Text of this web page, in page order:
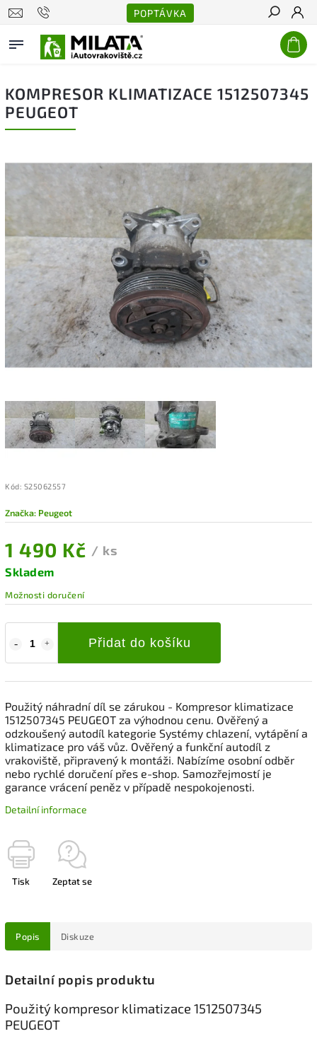
POPTÁVKA
Hledat
KOMPRESOR KLIMATIZACE 1512507345
PEUGEOT
Kód: S25062557
Značka: Peugeot
1 490 Kč / ks
Skladem
Možnosti doručení
Přidat do košíku
Použitý náhradní díl se zárukou - Kompresor klimatizace
1512507345 PEUGEOT za výhodnou cenu. Ověřený a
odzkoušený autodíl kategorie Systémy chlazení, vytápění a
klimatizace pro váš vůz. Ověřený a funkční autodíl z
vrakoviště, připravený k montáži. Nabízíme osobní odběr
nebo rychlé doručení přes e-shop. Samozřejmostí je
garance vrácení peněz v případě nespokojenosti.
Detailní informace
Tisk Zeptat se
Popis Diskuze
Detailní popis produktu
Použitý kompresor klimatizace 1512507345
PEUGEOT